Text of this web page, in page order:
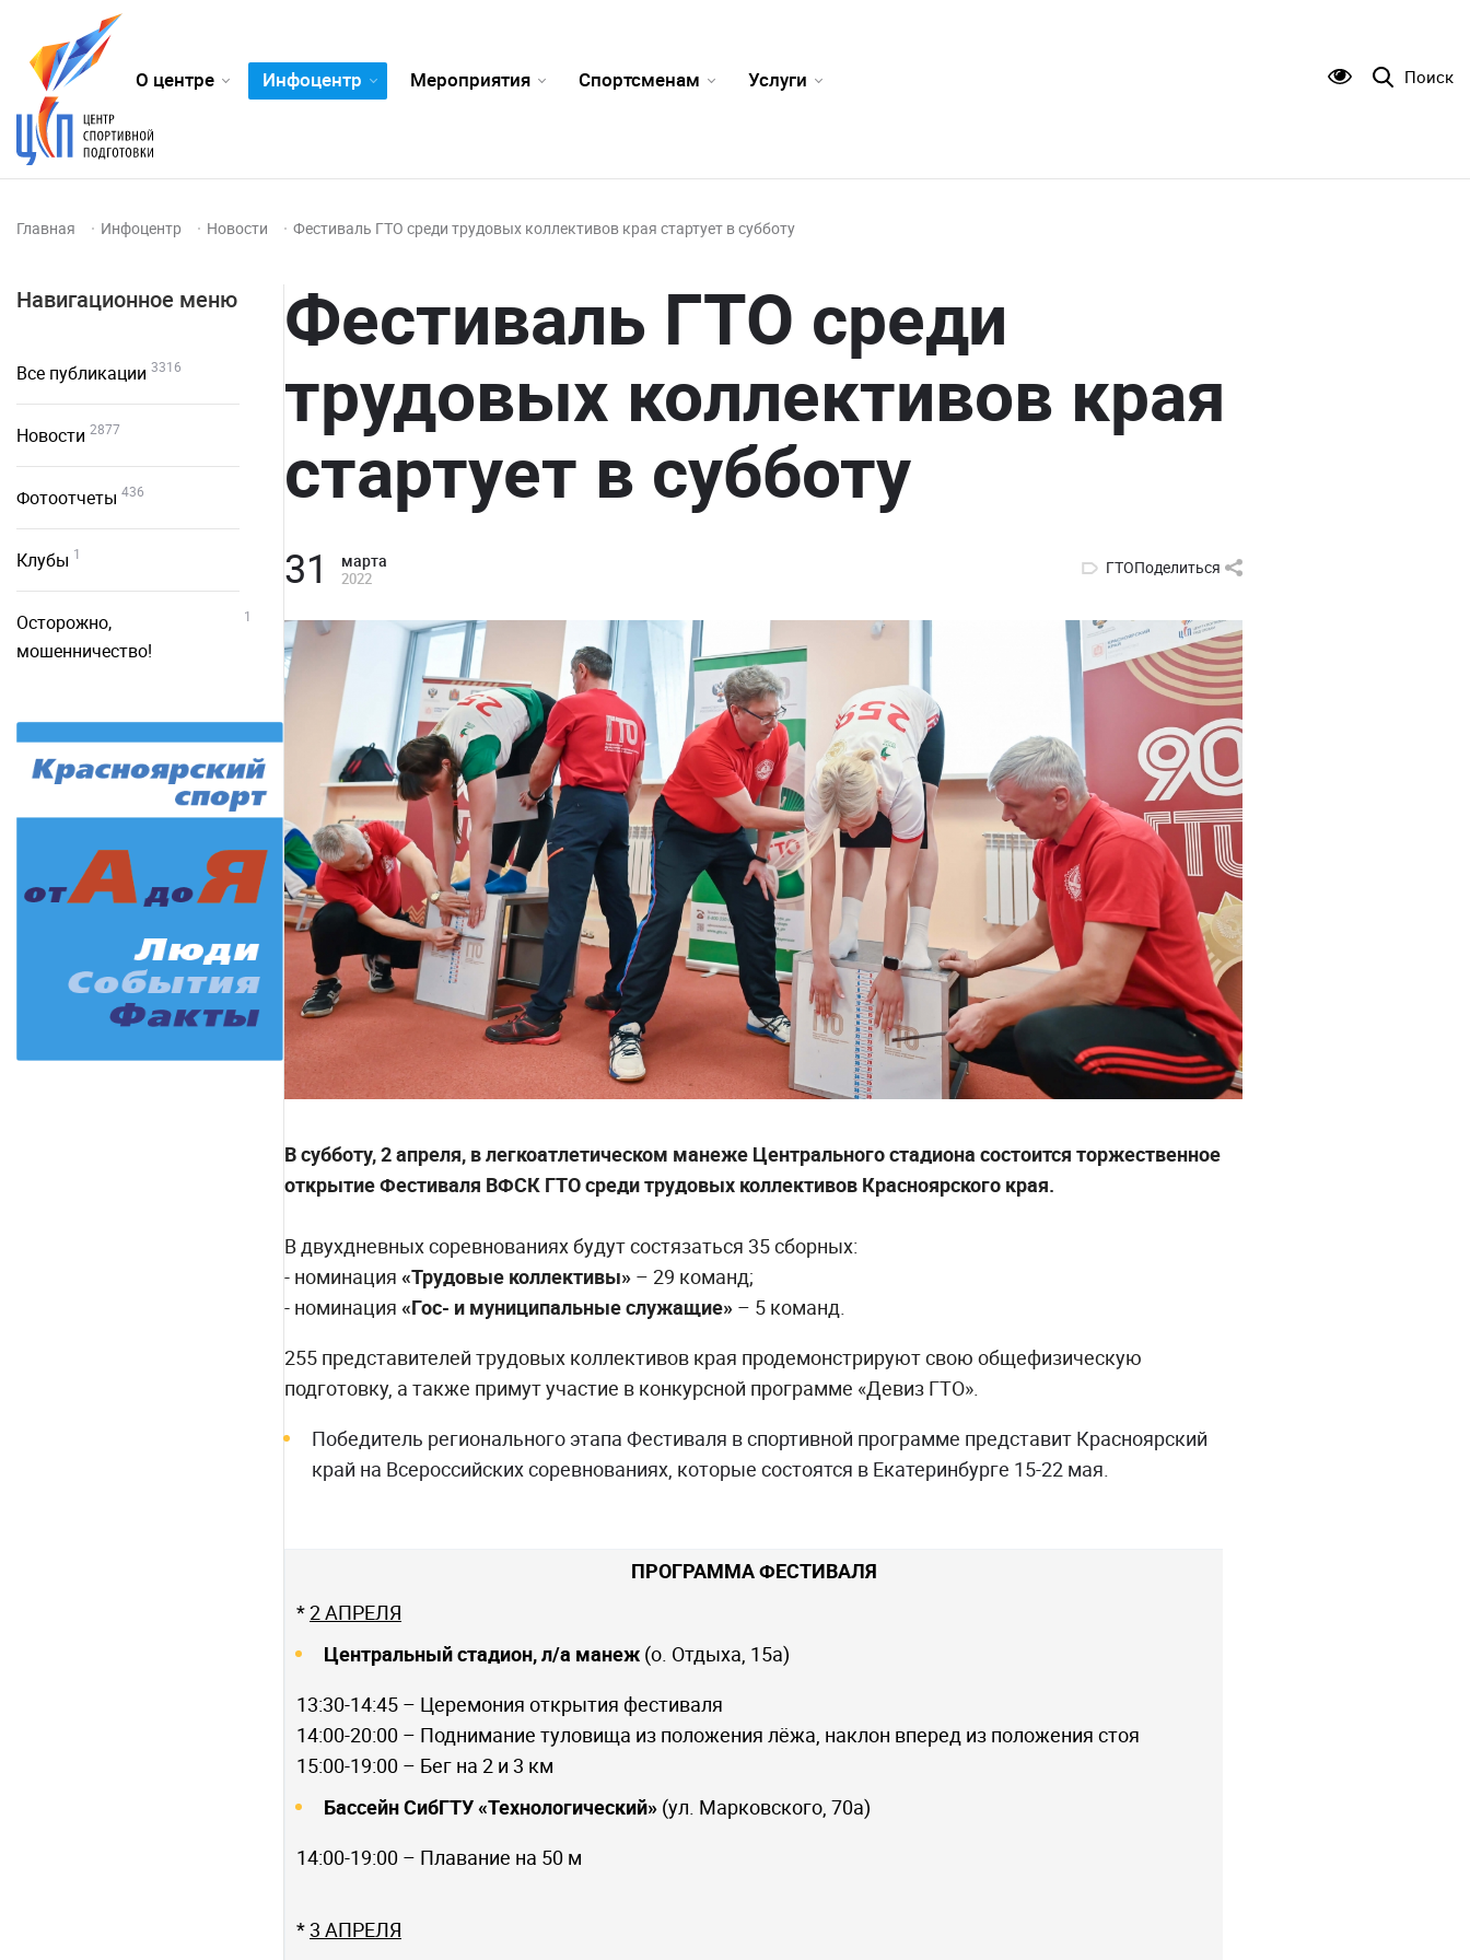
О центре Инфоцентр Мероприятия Спортсменам Услуги Поиск
Главная Инфоцентр Новости Фестиваль ГТО среди трудовых коллективов края стартует в субботу
Навигационное меню
Все публикации 3316
Новости 2877
Фотоотчеты 436
Клубы 1
Осторожно,
мошенничество!
1
Фестиваль ГТО среди
трудовых коллективов края
стартует в субботу
31 марта
2022
ГТОПоделиться
В субботу, 2 апреля, в легкоатлетическом манеже Центрального стадиона состоится торжественное
открытие Фестиваля ВФСК ГТО среди трудовых коллективов Красноярского края.
В двухдневных соревнованиях будут состязаться 35 сборных:
- номинация «Трудовые коллективы» – 29 команд;
- номинация «Гос- и муниципальные служащие» – 5 команд.
255 представителей трудовых коллективов края продемонстрируют свою общефизическую
подготовку, а также примут участие в конкурсной программе «Девиз ГТО».
Победитель регионального этапа Фестиваля в спортивной программе представит Красноярский
край на Всероссийских соревнованиях, которые состоятся в Екатеринбурге 15-22 мая.
ПРОГРАММА ФЕСТИВАЛЯ
*2 АПРЕЛЯ
Центральный стадион, л/а манеж (о. Отдыха, 15а)
13:30-14:45 – Церемония открытия фестиваля
14:00-20:00 – Поднимание туловища из положения лёжа, наклон вперед из положения стоя
15:00-19:00 – Бег на 2 и 3 км
Бассейн СибГТУ «Технологический» (ул. Марковского, 70а)
14:00-19:00 – Плавание на 50 м
*3 АПРЕЛЯ